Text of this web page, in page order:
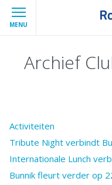
MENU
Archief
Activiteiten
Tribute Night verbindt
Internationale Lunch
Bunnik fleurt verder op